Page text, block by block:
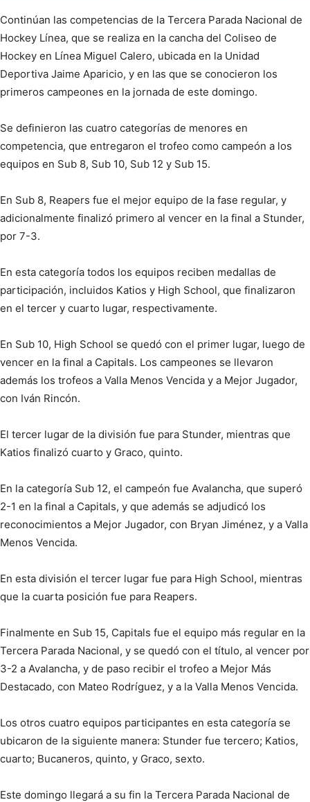
Continúan las competencias de la Tercera Parada Nacional de
Hockey Línea, que se realiza en la cancha del Coliseo de
Hockey en Línea Miguel Calero, ubicada en la Unidad
Deportiva Jaime Aparicio, y en las que se conocieron los
primeros campeones en la jornada de este domingo.
Se definieron las cuatro categorías de menores en
competencia, que entregaron el trofeo como campeón a los
equipos en Sub 8, Sub 10, Sub 12 y Sub 15.
En Sub 8, Reapers fue el mejor equipo de la fase regular, y
adicionalmente finalizó primero al vencer en la final a Stunder,
por 7-3.
En esta categoría todos los equipos reciben medallas de
participación, incluidos Katios y High School, que finalizaron
en el tercer y cuarto lugar, respectivamente.
En Sub 10, High School se quedó con el primer lugar, luego de
vencer en la final a Capitals. Los campeones se llevaron
además los trofeos a Valla Menos Vencida y a Mejor Jugador,
con Iván Rincón.
El tercer lugar de la división fue para Stunder, mientras que
Katios finalizó cuarto y Graco, quinto.
En la categoría Sub 12, el campeón fue Avalancha, que superó
2-1 en la final a Capitals, y que además se adjudicó los
reconocimientos a Mejor Jugador, con Bryan Jiménez, y a Valla
Menos Vencida.
En esta división el tercer lugar fue para High School, mientras
que la cuarta posición fue para Reapers.
Finalmente en Sub 15, Capitals fue el equipo más regular en la
Tercera Parada Nacional, y se quedó con el título, al vencer por
3-2 a Avalancha, y de paso recibir el trofeo a Mejor Más
Destacado, con Mateo Rodríguez, y a la Valla Menos Vencida.
Los otros cuatro equipos participantes en esta categoría se
ubicaron de la siguiente manera: Stunder fue tercero; Katios,
cuarto; Bucaneros, quinto, y Graco, sexto.
Este domingo llegará a su fin la Tercera Parada Nacional de